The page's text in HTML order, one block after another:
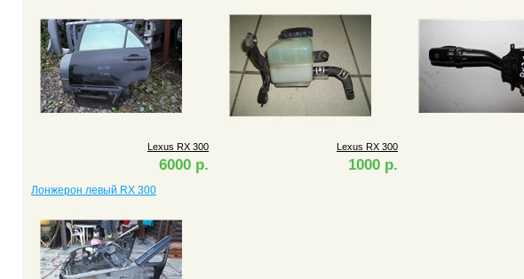
Lexus RX 300
6000 р.
Lexus RX 300
1000 р.
Лонжерон левый RX 300